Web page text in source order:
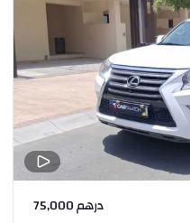
درهم 75,000